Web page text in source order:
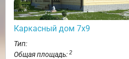
Каркасный дом 7х9
Тип:
Общая площадь: 2